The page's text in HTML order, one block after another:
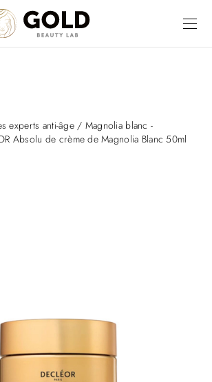
experts anti-âge/ Magnolia blanc -
Absolu de crème de Magnolia Blanc 50ml